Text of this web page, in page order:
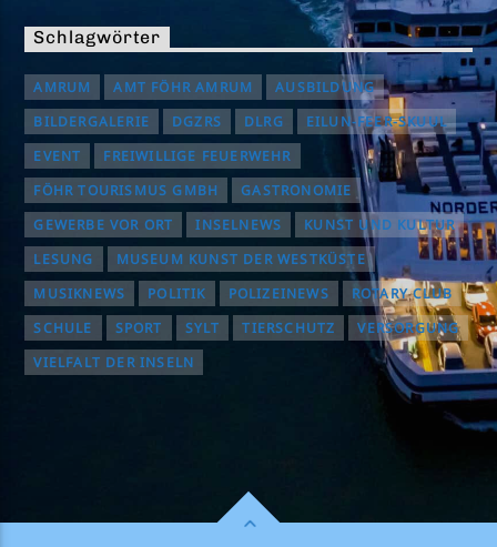
Schlagwörter
AMRUM AMT FÖHR AMRUM
AUSBILDUNG
BILDERGALERIE
DGZRS DLRG
EILUN-FEER-SKUUL
EVENT
FREIWILLIGE FEUERWEHR
FÖHR TOURISMUS GMBH
GASTRONOMIE
GEWERBE VOR ORT
INSELNEWS
KUNST UND KULTUR
LESUNG
MUSEUM KUNST DER WESTKÜSTE
MUSIKNEWS
POLITIK POLIZEINEWS
ROTARY CLUB
SCHULE
SPORT SYLT TIERSCHUTZ
VERSORGUNG
VIELFALT DER INSELN